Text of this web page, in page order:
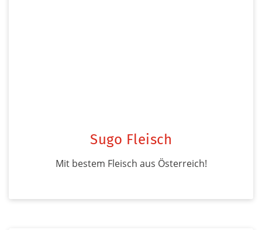
Sugo Fleisch
Mit bestem Fleisch aus Österreich!